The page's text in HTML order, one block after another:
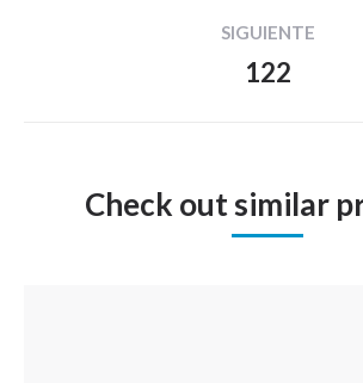
SIGUIENTE
Proyecto
122
Check out similar